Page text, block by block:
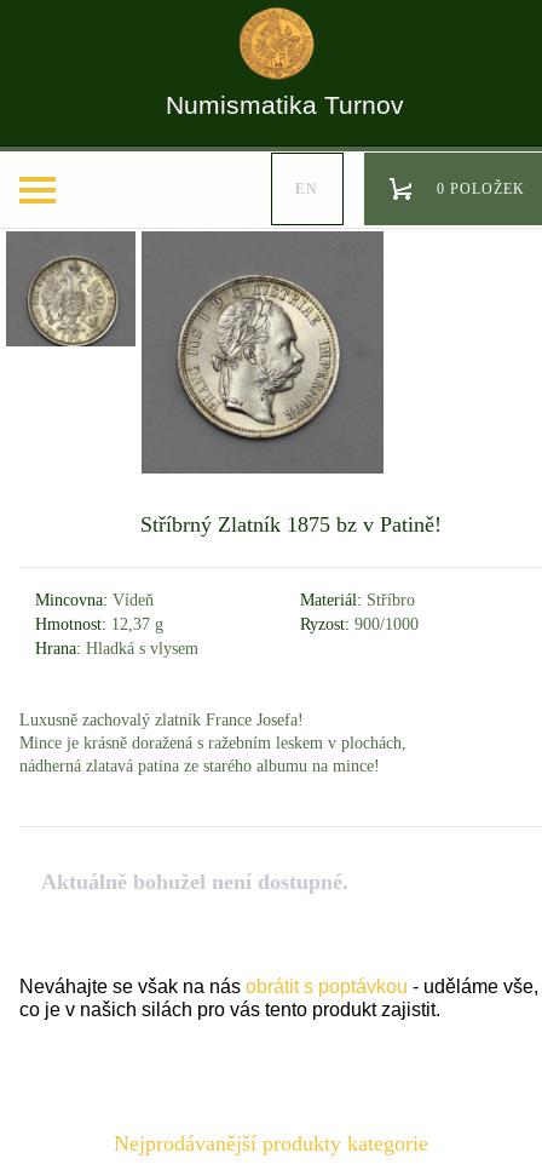
Numismatika Turnov
EN 0 POLOŽEK
Stříbrný Zlatník 1875 bz v Patině!
Mincovna: Vídeň Materiál: Stříbro
Hmotnost: 12,37 g Ryzost: 900/1000
Hrana: Hladká s vlysem
Luxusně zachovalý zlatník France Josefa!
Mince je krásně doražená s ražebním leskem v plochách,
nádherná zlatavá patina ze starého albumu na mince!
Aktuálně bohužel není dostupné.
Neváhajte se však na nás obrátit s poptávkou - uděláme vše,
co je v našich silách pro vás tento produkt zajistit.
Nejprodávanější produkty kategorie